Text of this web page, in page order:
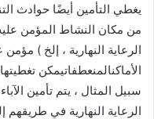
يغطي التأمين أيضًا حوادث
من مكان النشاط المؤمن
الرعاية النهارية ، إلخ )
الأماكنالمنعطفاتيمكن
سبيل المثال ، يتم تأمين
الرعاية النهارية في طريقهم